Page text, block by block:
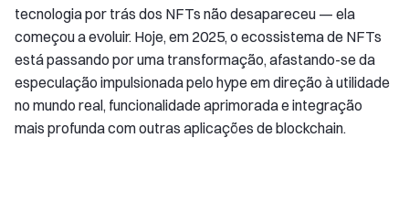
tecnologia por trás dos NFTs não desapareceu — ela
começou a evoluir. Hoje, em 2025, o ecossistema de NFTs
está passando por uma transformação, afastando-se da
especulação impulsionada pelo hype em direção à utilidade
no mundo real, funcionalidade aprimorada e integração
mais profunda com outras aplicações de blockchain.